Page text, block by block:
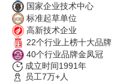
国家企业技术中心
标准起草单位
高新技术企业
22个行业上榜十大品牌
40个行业品牌金凤冠
成立时间1991年
员工7万+人